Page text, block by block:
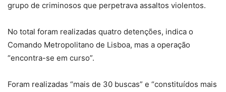
grupo de criminosos que perpetrava assaltos violentos.
No total foram realizadas quatro detenções, indica o
Comando Metropolitano de Lisboa, mas a operação
“encontra-se em curso”.
Foram realizadas “mais de 30 buscas” e “constituídos mais